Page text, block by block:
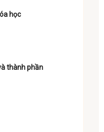
học
thành phần